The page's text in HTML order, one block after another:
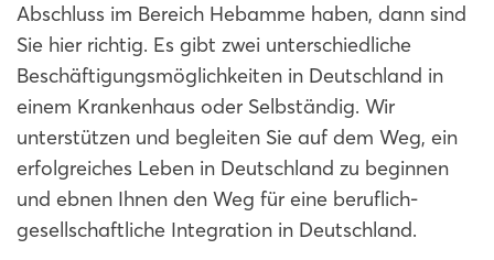
Abschluss im Bereich Hebamme haben, dann sind
Sie hier richtig. Es gibt zwei unterschiedliche
Beschäftigungsmöglichkeiten in Deutschland in
einem Krankenhaus oder Selbständig. Wir
unterstützen und begleiten Sie auf dem Weg, ein
erfolgreiches Leben in Deutschland zu beginnen
und ebnen Ihnen den Weg für eine beruflich-
gesellschaftliche Integration in Deutschland.